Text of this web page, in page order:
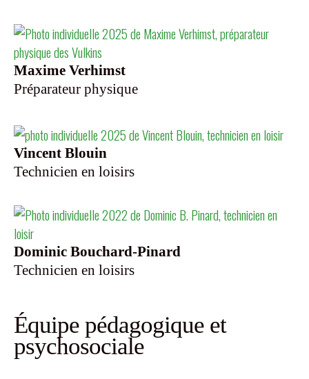
Maxime Verhimst
Préparateur physique
Vincent Blouin
Technicien en loisirs
Dominic Bouchard-Pinard
Technicien en loisirs
Équipe pédagogique et
psychosociale